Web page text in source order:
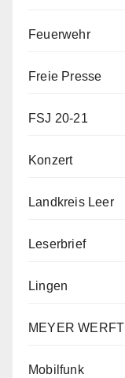
Feuerwehr
Freie Presse
FSJ 20-21
Konzert
Landkreis Leer
Leserbrief
Lingen
MEYER WERFT
Mobilfunk